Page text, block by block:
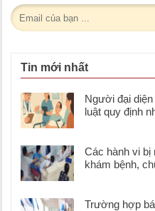
Tin mới nhất
Người đại
luật quy định
Các hành vi bị
khám bệnh,
Trường hợp